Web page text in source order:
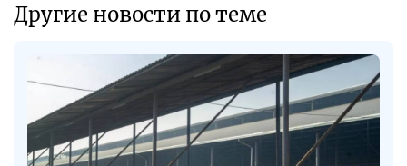
Другие новости по теме